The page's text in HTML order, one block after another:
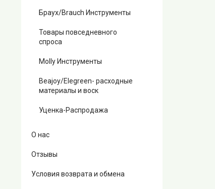
Браух/Brauch Инструменты
Товары повседневного
спроса
Molly Инструменты
Beajoy/Elegreen- расходные
материалы и воск
Уценка-Распродажа
О нас
Отзывы
Условия возврата и обмена